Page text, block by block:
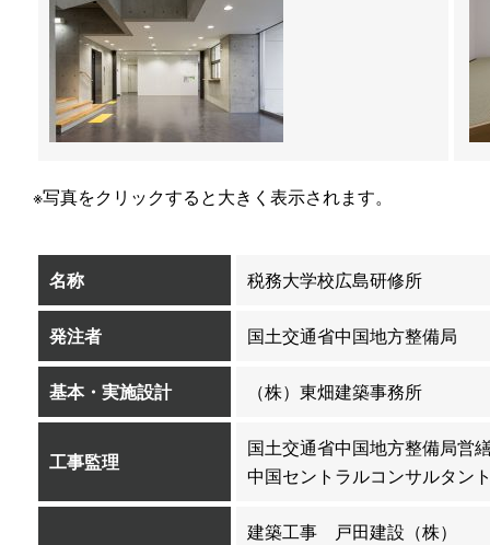
※写真をクリックすると大きく表示されます。
名称 税務大学校広島研修所
発注者 国土交通省中国地方整備局
基本・実施設計 （株）東畑建築事務所
工事監理
国土交通省中国地方整備局営
中国セントラルコンサルタン
建築工事 戸田建設（株）